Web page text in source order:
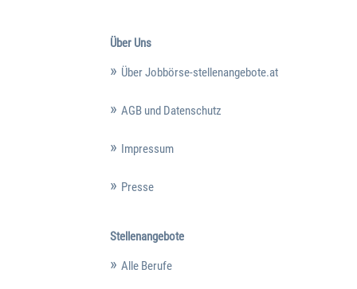
Über Uns
Über Jobbörse-stellenangebote.at
AGB und Datenschutz
Impressum
Presse
Stellenangebote
Alle Berufe